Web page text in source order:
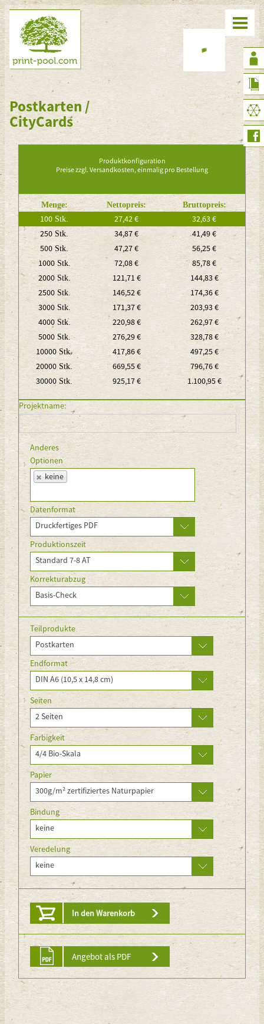
Postkarten /
CityCards
Produktkonfiguration
Preise zzgl. Versandkosten, einmalig pro Bestellung
Menge: Nettopreis: Bruttopreis:
100 Stk. 27,42 €
32,63 €
250Stk. 34,87 €
41,49 €
500Stk. 47,27 €
56,25 €
1000Stk. 72,08 €
85,78 €
2000Stk. 121,71 €
144,83 €
2500Stk. 146,52 €
174,36 €
3000Stk. 171,37 €
203,93 €
4000Stk. 220,98 €
262,97 €
5000Stk. 276,29 €
328,78 €
10000Stk. 417,86 €
497,25 €
20000Stk. 669,55 €
796,76 €
30000 Stk. 925,17 € 1.100,95 €
Projektname:
Anderes
Optionen
keine
Datenformat
Druckfertiges PDF
Produktionszeit
Standard 7-8 AT
Korrekturabzug
Basis-Check
Teilprodukte
Postkarten
Endformat
DIN A6 (10,5 x 14,8 cm)
Seiten
2 Seiten
Farbigkeit
4/4 Bio-Skala
Papier
300g/m² zertifiziertes Naturpapier
Bindung
keine
Veredelung
keine
In den Warenkorb
Angebot als PDF